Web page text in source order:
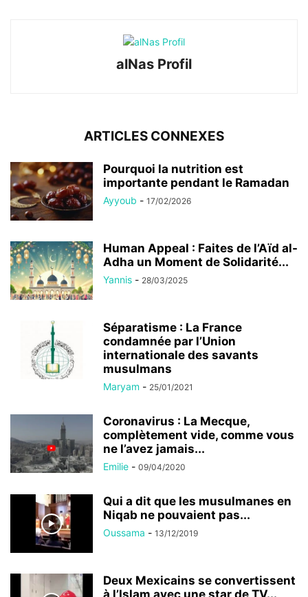
alNas Profil
ARTICLES CONNEXES
Pourquoi la nutrition est
importante pendant le Ramadan
Ayyoub - 17/02/2026
Human Appeal : Faites de l’Aïd al-
Adha un Moment de Solidarité...
Yannis - 28/03/2025
Séparatisme : La France
condamnée par l’Union
internationale des savants
musulmans
Maryam - 25/01/2021
Coronavirus : La Mecque,
complètement vide, comme vous
ne l’avez jamais...
Emilie - 09/04/2020
Qui a dit que les musulmanes en
Niqab ne pouvaient pas...
Oussama - 13/12/2019
Deux Mexicains se convertissent